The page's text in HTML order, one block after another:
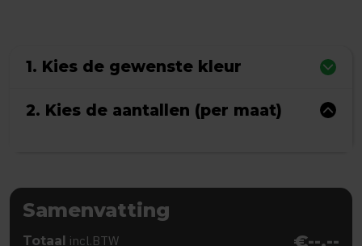
1. Kies de gewenste kleur
2. Kies de aantallen (per maat)
Samenvatting
Totaal incl.BTW